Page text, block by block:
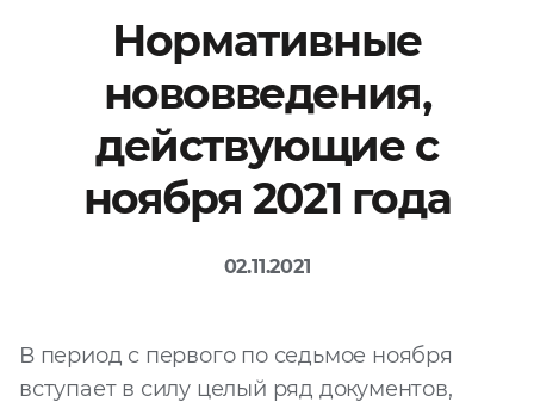
Нормативные
нововведения,
действующие с
ноября 2021 года
02.11.2021
В период с первого по седьмое ноября
вступает в силу целый ряд документов,
Выбрать файл
не
выбран